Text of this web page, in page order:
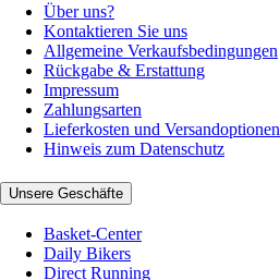
Über uns?
Kontaktieren Sie uns
Allgemeine Verkaufsbedingungen
Rückgabe & Erstattung
Impressum
Zahlungsarten
Lieferkosten und Versandoptionen
Hinweis zum Datenschutz
Unsere Geschäfte
Basket-Center
Daily Bikers
Direct Running